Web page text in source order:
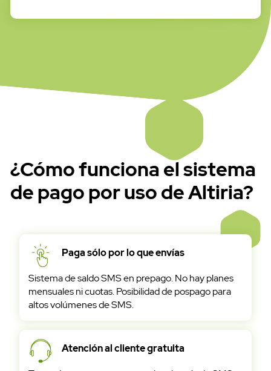
¿Cómo funciona el sistema
de pago por uso de Altiria?
Paga sólo por lo que envías
Sistema de saldo SMS en prepago. No hay planes
mensuales ni cuotas. Posibilidad de pospago para
altos volúmenes de SMS.
Atención al cliente gratuita